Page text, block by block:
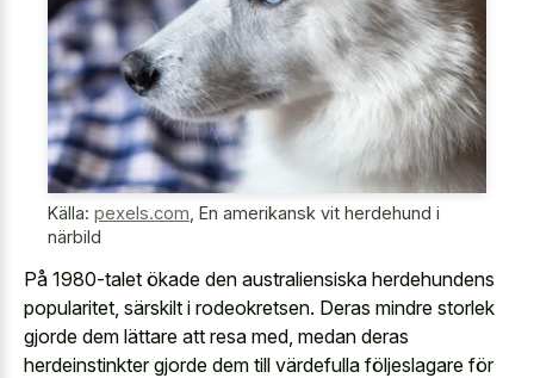
Källa: pexels.com En amerikansk vit herdehund i
närbild
På 1980-talet ökade den australiensiska herdehundens
popularitet, särskilt i rodeokretsen. Deras mindre storlek
gjorde dem lättare att resa med, medan deras
herdeinstinkter gjorde dem till värdefulla följeslagare för